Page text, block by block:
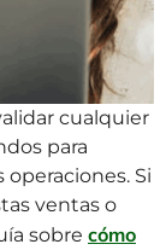
cualquier
para
Si
ventas o
sobre cómo